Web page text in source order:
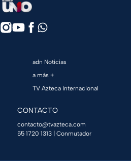
adn Noticias
a más +
TV Azteca Internacional
CONTACTO
contacto@tvazteca.com
55 1720 1313 | Conmutador